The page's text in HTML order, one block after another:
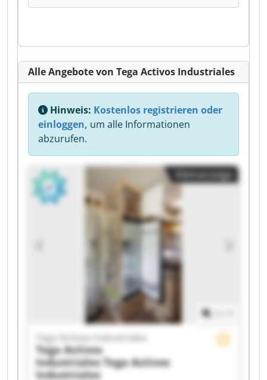
Alle Angebote von Tega Activos Industriales
Hinweis: Kostenlos registrieren oder
einloggen, um alle Informationen
abzurufen.
Kleinanzeige
Tega Activos Industriales
Tega Activos
Industriales Tega Activos
Industriales